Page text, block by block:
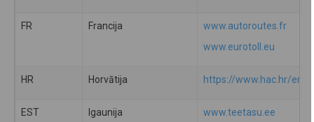
FR Francija
www.autoroutes.fr
www.eurotoll.eu
HR Horvātija https://www.hac.hr/en/
EST Igaunija www.teetasu.ee